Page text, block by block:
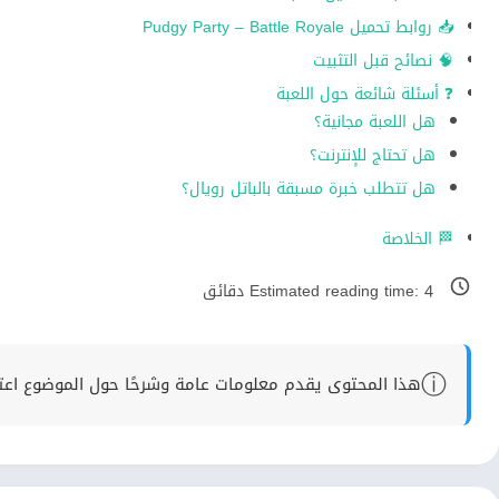
📥 روابط تحميل Pudgy Party – Battle Royale
🧠 نصائح قبل التثبيت
❓ أسئلة شائعة حول اللعبة
هل اللعبة مجانية؟
هل تحتاج للإنترنت؟
هل تتطلب خبرة مسبقة بالباتل رويال؟
🏁 الخلاصة
Estimated reading time: 4 دقائق
ⓘهذا المحتوى يقدم معلومات عامة وشرحًا حول الموضوع